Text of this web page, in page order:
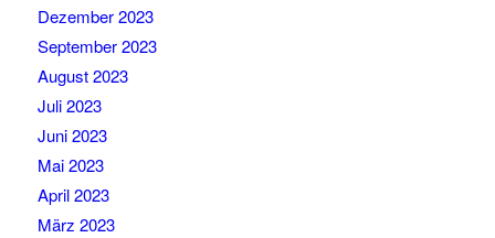
Dezember 2023
September 2023
August 2023
Juli 2023
Juni 2023
Mai 2023
April 2023
März 2023